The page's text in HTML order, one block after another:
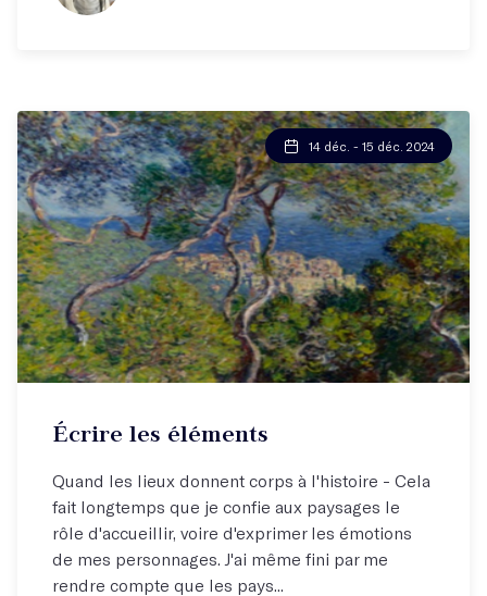
14 déc. - 15 déc. 2024
Écrire les éléments
Quand les lieux donnent corps à l'histoire - Cela
fait longtemps que je confie aux paysages le
rôle d'accueillir, voire d'exprimer les émotions
de mes personnages. J'ai même fini par me
rendre compte que les pays...